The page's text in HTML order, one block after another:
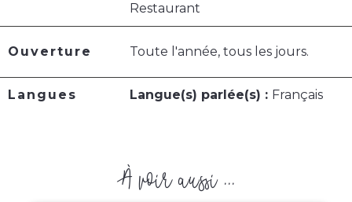
Restaurant
Ouverture Toute l'année, tous les jours.
Langues Langue(s) parlée(s) : Français
À voir aussi ...